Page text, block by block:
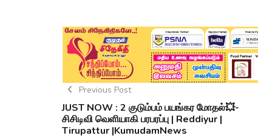
Previous Post
JUST NOW : 2 குடும்பம் பயங்கர மோதல்💥-
சிசிடிவி வெளியாகி பரபரப்பு | Reddiyur |
Tirupattur |KumudamNews